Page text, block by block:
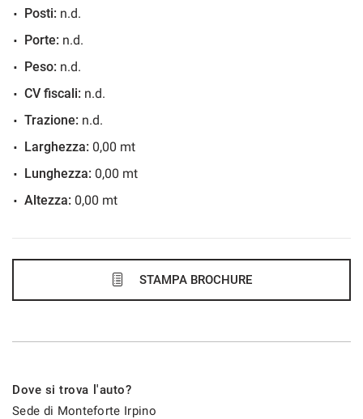
48 Mesi
408€/mese
48 Mesi
424€/mese
48 Mesi
Posti: n.d.
Porte: n.d.
Peso: n.d.
CV fiscali: n.d.
Trazione: n.d.
Larghezza: 0,00 mt
Lunghezza: 0,00 mt
Altezza: 0,00 mt
STAMPA BROCHURE
Dove si trova l'auto?
Sede di Monteforte Irpino